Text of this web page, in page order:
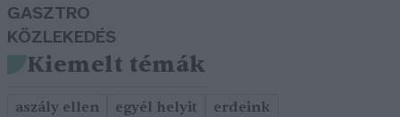
GASZTRO
KÖZLEKEDÉS
Kiemelt témák
aszály ellen egyél helyit erdeink